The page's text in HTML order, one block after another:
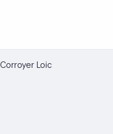
Corroyer Loic